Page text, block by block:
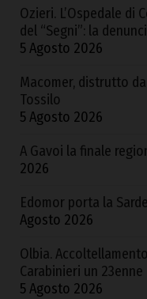
Ozieri. L’Ospedale di
del “Segni”: la
5 Agosto 2026
Macomer, distrutto
Tossilo
5 Agosto 2026
A Gavoi la finale
2026
Edomor porta la
Agosto 2026
Olbia.
Carabinieri un 23enne
5 Agosto 2026